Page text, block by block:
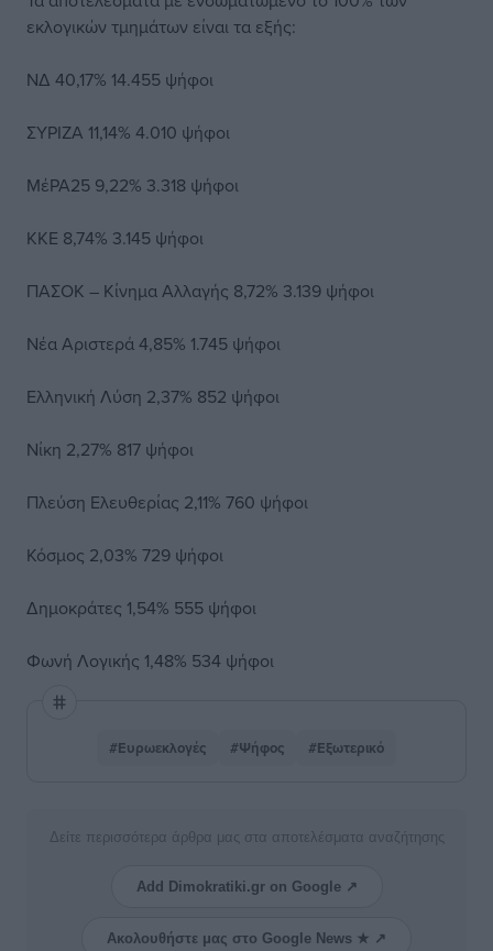
εκλογικών τμημάτων είναι τα εξής:
ΝΔ 40,17% 14.455 ψήφοι
ΣΥΡΙΖΑ 11,14% 4.010 ψήφοι
ΜέΡΑ25 9,22% 3.318 ψήφοι
ΚΚΕ 8,74% 3.145 ψήφοι
ΠΑΣΟΚ – Κίνημα Αλλαγής 8,72% 3.139 ψήφοι
Νέα Αριστερά 4,85% 1.745 ψήφοι
Ελληνική Λύση 2,37% 852 ψήφοι
Νίκη 2,27% 817 ψήφοι
Πλεύση Ελευθερίας 2,11% 760 ψήφοι
Κόσμος 2,03% 729 ψήφοι
Δημοκράτες 1,54% 555 ψήφοι
Φωνή Λογικής 1,48% 534 ψήφοι
#Ευρωεκλογές #Ψήφος #Εξωτερικό
Δείτε περισσότερα άρθρα μας στα αποτελέσματα αναζήτησης
Add Dimokratiki.gr on Google ↗
Ακολουθήστε μας στο Google News ★ ↗